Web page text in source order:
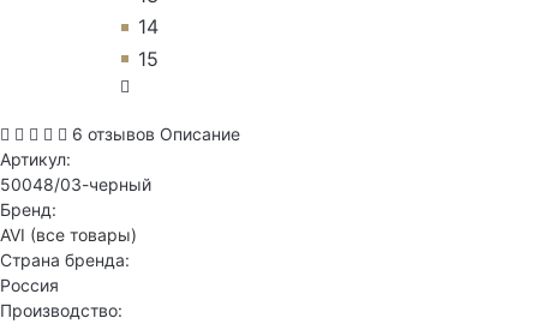
14
15
6 отзывов Описание
Артикул:
50048/03-черный
Бренд:
AVI (все товары)
Страна бренда:
Россия
Производство: